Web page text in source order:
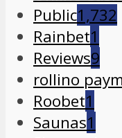
Public1,732
Rainbet1
Reviews9
rollino
Roobet1
Saunas1